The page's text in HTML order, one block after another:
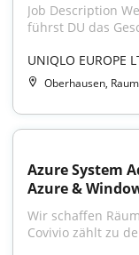
Job Description
führst DU das
UNIQLO EUROPE
Oberhausen, Raum
Azure System
Azure &
Wir schaffen
Covivio zählt zu